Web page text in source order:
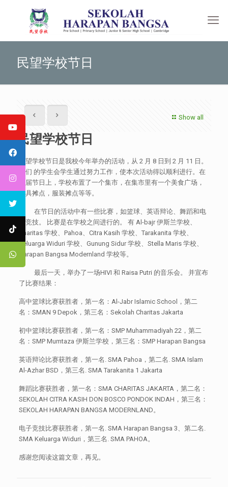
民望学校节日
Show all
民望学校节日
民望学校节日是我校今年举办的活动，从 2 月 8 日到 2 月 11 日。
我们 的学生会学生通过努力工作，使本次活动得以顺利进行。在
这届节日上，学校布置了一个集市，在集市里有一个美食广场，
玩具摊点，服装摊点等等。
在节日的活动中有一些比赛，如篮球、英语辩论、舞蹈和电
子竞技。 比赛是在学校之间进行的。 有 Al-bajr 伊斯兰学校、
Charitas 学校、Pahoa、Citra Kasih 学校、Tarakanita 学校、
Keluarga Widuri 学校、Gunung Sidur 学校、Stella Maris 学校、
Harapan Bangsa Modernland 学校等。
最后一天，举办了一场HIVI 和 Raisa Putri 的音乐会。 并宣布
了比赛结果：
高中篮球比赛获胜者，第一名：Al-Jabr Islamic School，第二
名：SMAN 9 Depok，第三名：Sekolah Charitas Jakarta
初中篮球比赛获胜者，第一名：SMP Muhammadiyah 22，第二
名：SMP Mumtaza 伊斯兰学校，第三名：SMP Harapan Bangsa
英语辩论比赛获胜者，第一名. SMA Pahoa，第二名. SMA Islam
Al-Azhar BSD，第三名. SMA Tarakanita 1 Jakarta
舞蹈比赛获胜者，第一名：SMA CHARITAS JAKARTA，第二名：
SEKOLAH CITRA KASIH DON BOSCO PONDOK INDAH，第三名：
SEKOLAH HARAPAN BANGSA MODERNLAND。
电子竞技比赛获胜者，第一名. SMA Harapan Bangsa 3、第二名.
SMA Keluarga Widuri，第三名. SMA PAHOA。
感谢您阅读这篇文章，再见。